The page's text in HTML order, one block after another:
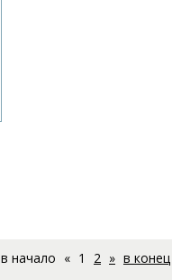
в начало « 1 2 » в конец